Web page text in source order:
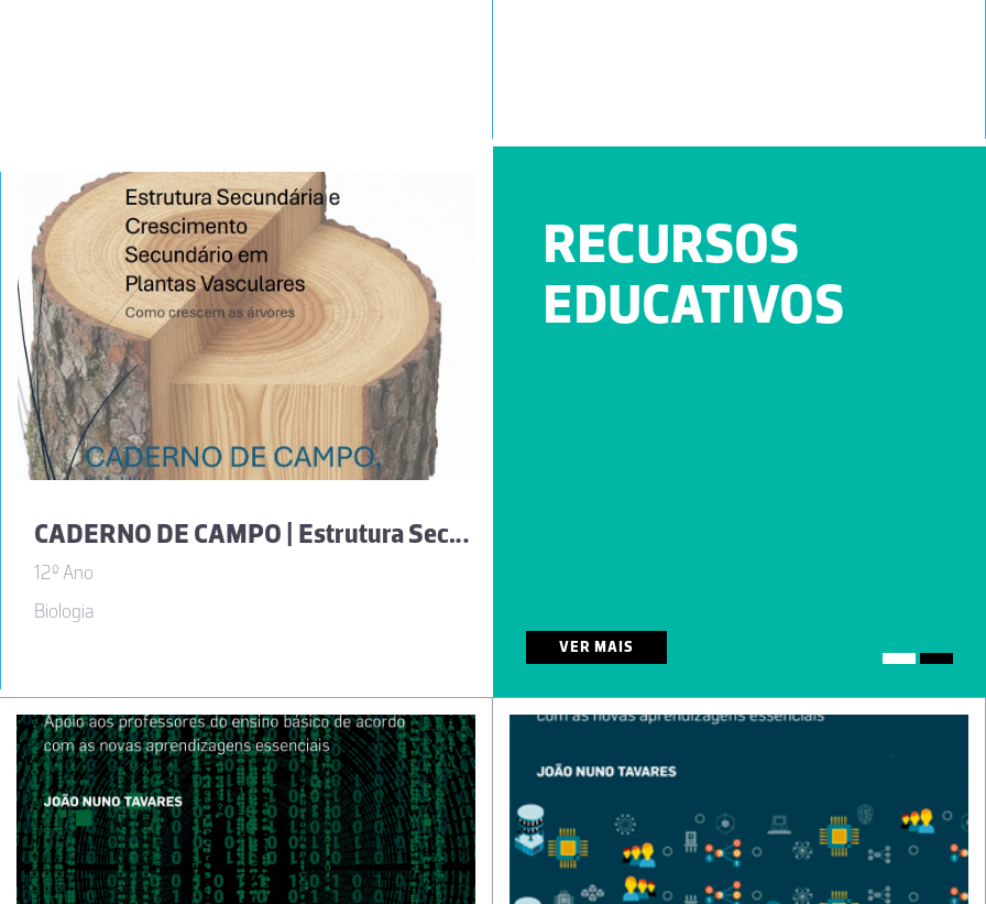
CADERNO DE CAMPO | Estrutura Secundária e Crescimento Secundário em Plantas Vasculares – Como crescem as árvores (Vol. VII)
12º Ano
Biologia
RECURSOS
EDUCATIVOS
VER MAIS